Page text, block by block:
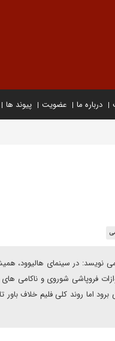
درباره ما عضویت پیوند ها
می نویسد: در سینمای
فروپاشی شوروی و ناکامی
اما روند کلی فلیم خلاف